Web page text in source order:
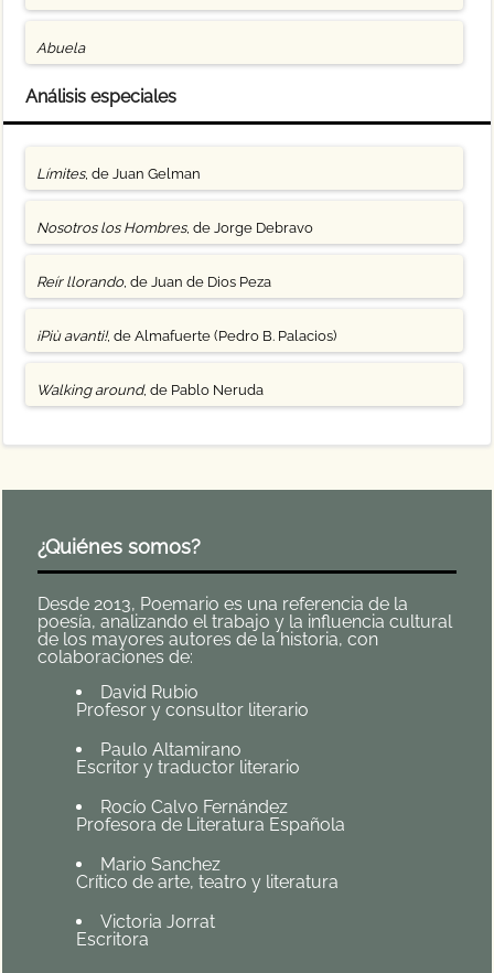
Abuela
Análisis especiales
Límites, de Juan Gelman
Nosotros los Hombres, de Jorge Debravo
Reír llorando, de Juan de Dios Peza
¡Più avanti!, de Almafuerte (Pedro B. Palacios)
Walking around, de Pablo Neruda
¿Quiénes somos?
Desde 2013, Poemario es una referencia de la
poesía, analizando el trabajo y la influencia cultural
de los mayores autores de la historia, con
colaboraciones de:
David Rubio
Profesor y consultor literario
Paulo Altamirano
Escritor y traductor literario
Rocío Calvo Fernández
Profesora de Literatura Española
Mario Sanchez
Crítico de arte, teatro y literatura
Victoria Jorrat
Escritora